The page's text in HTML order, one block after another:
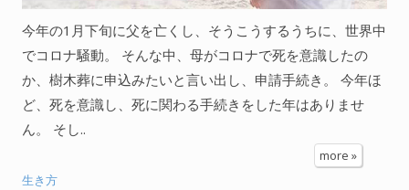
今年の1月下旬に父を亡くし、そうこうするうちに、世界中
でコロナ騒動。 そんな中、母がコロナで死を意識したの
か、樹木葬に申込みたいと言い出し、申請手続き。 今年ほ
ど、死を意識し、死に関わる手続きをした年はありませ
ん。 そし..
more »
生き方